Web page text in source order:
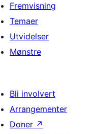
Fremvisning
Temaer
Utvidelser
Mønstre
Bli involvert
Arrangementer
Doner ↗